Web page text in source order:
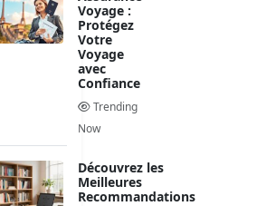
Voyage :
Protégez
Votre
Voyage
avec
Confiance
Trending
Now
Découvrez les
Meilleures
Recommandations